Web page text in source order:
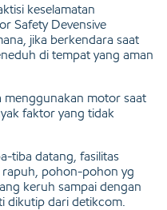
keselamatan
Safety Devensive
jika berkendara saat
di tempat yang aman
motor saat
faktor yang tidak
tiba datang, fasilitas
rapuh, pohon-pohon yg
keruh sampai dengan
dikutip dari detikcom.